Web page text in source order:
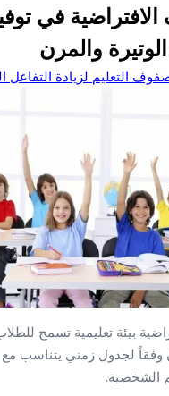
في
والمرن
التعليم لزيادة التفاعل
بيئة تعليمية تسمح
وفقاً لجدول زمني يتناسب مع
الشخصية.